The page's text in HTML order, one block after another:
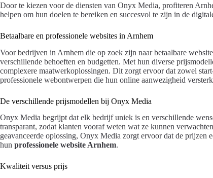
Door te kiezen voor de diensten van Onyx Media, profiteren
helpen om hun doelen te bereiken en succesvol te zijn in de
Betaalbare en professionele websites in Arnhem
Voor bedrijven in Arnhem die op zoek zijn naar betaalbare
verschillende behoeften en budgetten. Met hun diverse
complexere maatwerkoplossingen. Dit zorgt ervoor dat zowel
professionele webontwerpen die hun online aanwezigheid
De verschillende prijsmodellen bij Onyx Media
Onyx Media begrijpt dat elk bedrijf uniek is en verschillende
transparant, zodat klanten vooraf weten wat ze kunnen
geavanceerde oplossing, Onyx Media zorgt ervoor dat de
hun professionele website Arnhem.
Kwaliteit versus prijs